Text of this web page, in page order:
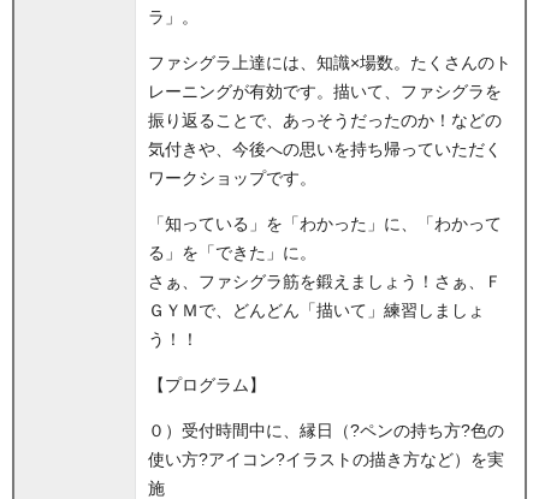
ラ」。
ファシグラ上達には、知識×場数。たくさんのト
レーニングが有効です。描いて、ファシグラを
振り返ることで、あっそうだったのか！などの
気付きや、今後への思いを持ち帰っていただく
ワークショップです。
「知っている」を「わかった」に、「わかって
る」を「できた」に。
さぁ、ファシグラ筋を鍛えましょう！さぁ、Ｆ
ＧＹＭで、どんどん「描いて」練習しましょ
う！！
【プログラム】
０）受付時間中に、縁日（?ペンの持ち方?色の
使い方?アイコン?イラストの描き方など）を実
施